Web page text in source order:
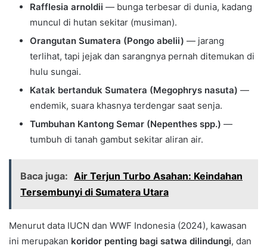
Rafflesia arnoldii — bunga terbesar di dunia, kadang
muncul di hutan sekitar (musiman).
Orangutan Sumatera (Pongo abelii) — jarang
terlihat, tapi jejak dan sarangnya pernah ditemukan di
hulu sungai.
Katak bertanduk Sumatera (Megophrys nasuta) —
endemik, suara khasnya terdengar saat senja.
Tumbuhan Kantong Semar (Nepenthes spp.) —
tumbuh di tanah gambut sekitar aliran air.
Baca juga: Air Terjun Turbo Asahan: Keindahan
Tersembunyi di Sumatera Utara
Menurut data IUCN dan WWF Indonesia (2024), kawasan
ini merupakan koridor penting bagi satwa dilindungi, dan